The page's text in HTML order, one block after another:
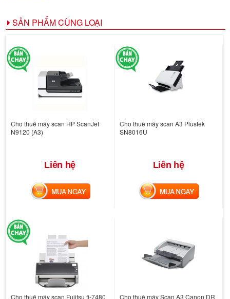
SẢN PHẨM CÙNG LOẠI
Cho thuê máy scan HP ScanJet
N9120 (A3)
Liên hệ
MUA NGAY
Cho thuê máy scan A3 Plustek
SN8016U
Liên hệ
MUA NGAY
Cho thuê máy scan Fujitsu fi-7480 Cho thuê máy Scan A3 Canon DR